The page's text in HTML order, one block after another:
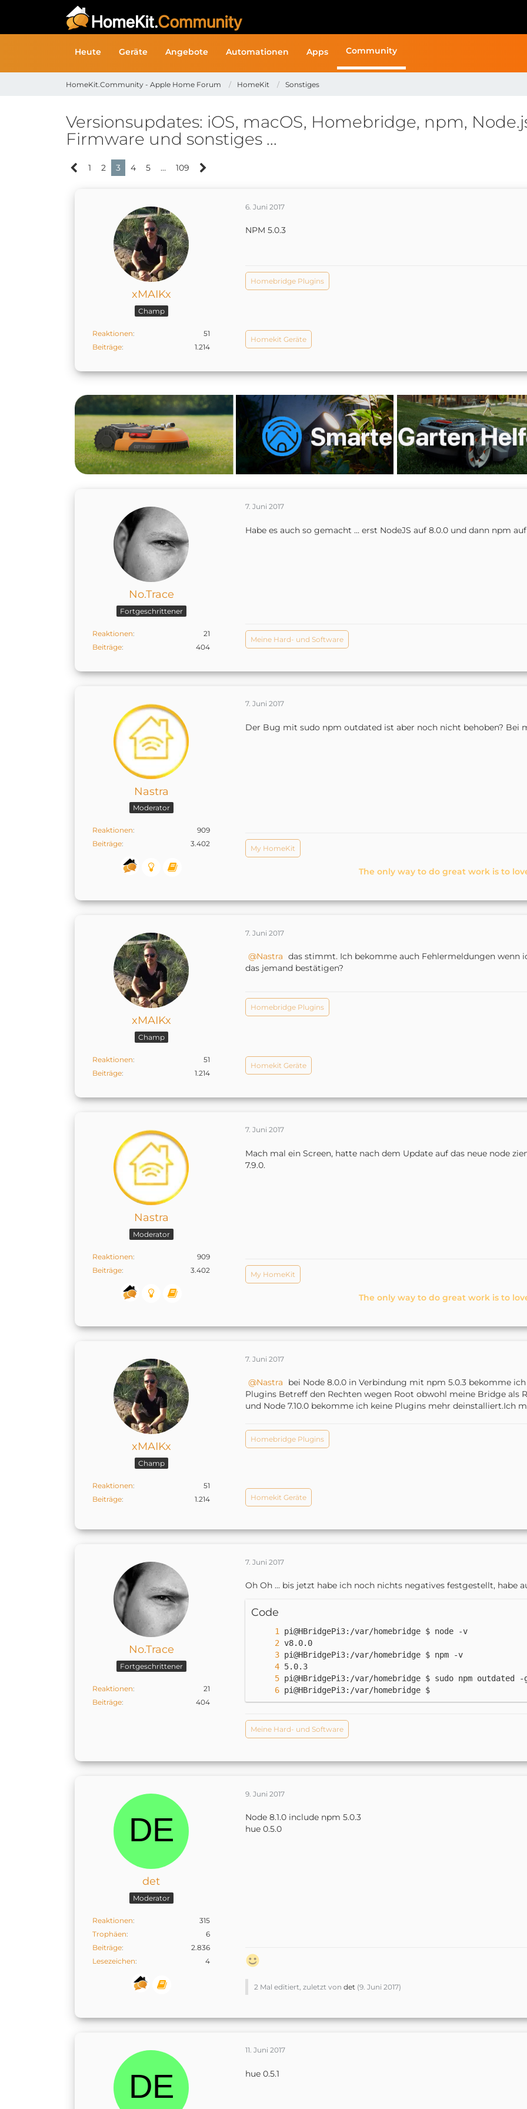
Heute Geräte Angebote Automationen Apps Community
HomeKit.Community - Apple Home Forum HomeKit Sonstiges
Versionsupdates: iOS, macOS, Homebridge, npm,
Firmware und sonstiges ...
1 2 3 4 5 … 109
xMAIKx
Champ
Reaktionen
51
Beiträge
1.214
6. Juni 2017
NPM 5.0.3
Homebridge Plugins
Homekit Geräte
No.Trace
Fortgeschrittener
Reaktionen
21
Beiträge
404
7. Juni 2017
Habe es auch so gemacht ... erst NodeJS auf 8.0.0 und dann npm
Meine Hard- und Software
Nastra
Moderator
Reaktionen
909
Beiträge
3.402
7. Juni 2017
Der Bug mit sudo npm outdated ist aber noch nicht behoben? Bei
My HomeKit
The only way to do great work is to
xMAIKx
Champ
Reaktionen
51
Beiträge
1.214
7. Juni 2017
Nastra das stimmt. Ich bekomme auch Fehlermeldungen wenn
das jemand bestätigen?
Homebridge Plugins
Homekit Geräte
Nastra
Moderator
Reaktionen
909
Beiträge
3.402
7. Juni 2017
Mach mal ein Screen, hatte nach dem Update auf das neue node
7.9.0.
My HomeKit
The only way to do great work is to
xMAIKx
Champ
Reaktionen
51
Beiträge
1.214
7. Juni 2017
Nastra
bei Node 8.0.0 in Verbindung mit npm 5.0.3 bekomme
Plugins Betreff den Rechten wegen Root obwohl meine Bridge als
und Node 7.10.0 bekomme ich keine Plugins mehr deinstalliert.Ich
Homebridge Plugins
Homekit Geräte
No.Trace
Fortgeschrittener
Reaktionen
21
Beiträge
404
7. Juni 2017
Oh Oh ... bis jetzt habe ich noch nichts negatives festgestellt, habe
Code
pi@HBridgePi3:/var/homebridge $
Meine Hard- und Software
det
Moderator
Reaktionen
315
Trophäen
6
Beiträge
2.836
Lesezeichen
4
9. Juni 2017
Node 8.1.0 include npm 5.0.3
hue 0.5.0
2 Mal editiert, zuletzt von det (9. Juni 2017)
11. Juni 2017
hue 0.5.1